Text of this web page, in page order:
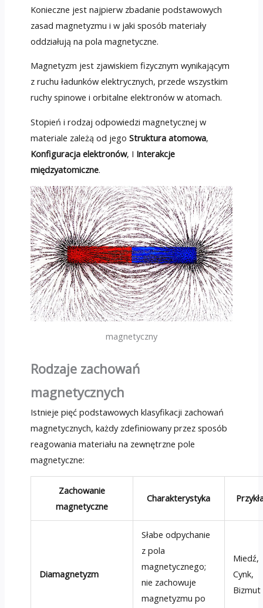
Konieczne jest najpierw zbadanie podstawowych
zasad magnetyzmu i w jaki sposób materiały
oddziałują na pola magnetyczne.
Magnetyzm jest zjawiskiem fizycznym wynikającym
z ruchu ładunków elektrycznych, przede wszystkim
ruchy spinowe i orbitalne elektronów w atomach.
Stopień i rodzaj odpowiedzi magnetycznej w
materiale zależą od jego Struktura atomowa,
Konfiguracja elektronów, I Interakcje
międzyatomiczne.
magnetyczny
Rodzaje zachowań
magnetycznych
Istnieje pięć podstawowych klasyfikacji zachowań
magnetycznych, każdy zdefiniowany przez sposób
reagowania materiału na zewnętrzne pole
magnetyczne:
Zachowanie
magnetyczne
Charakterystyka
Diamagnetyzm
Słabe odpychanie
z pola
magnetycznego;
nie zachowuje
magnetyzmu po
Miedź,
Cynk,
Bizmut